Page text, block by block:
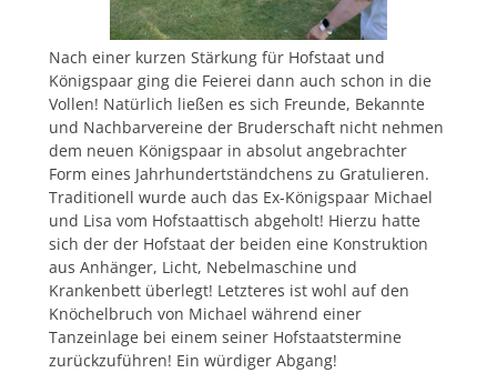
Nach einer kurzen Stärkung für Hofstaat und
Königspaar ging die Feierei dann auch schon in die
Vollen! Natürlich ließen es sich Freunde, Bekannte
und Nachbarvereine der Bruderschaft nicht nehmen
dem neuen Königspaar in absolut angebrachter
Form eines Jahrhundertständchens zu Gratulieren.
Traditionell wurde auch das Ex-Königspaar Michael
und Lisa vom Hofstaattisch abgeholt! Hierzu hatte
sich der der Hofstaat der beiden eine Konstruktion
aus Anhänger, Licht, Nebelmaschine und
Krankenbett überlegt! Letzteres ist wohl auf den
Knöchelbruch von Michael während einer
Tanzeinlage bei einem seiner Hofstaatstermine
zurückzuführen! Ein würdiger Abgang!